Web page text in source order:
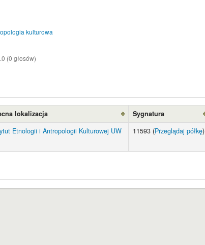
kulturowa
(0 głosów)
lokalizacja Sygnatura
Etnologii i Antropologii Kulturowej UW 11593 (Przeglądaj półkę)